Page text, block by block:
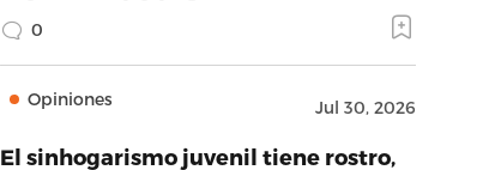
0
Opiniones Jul 30, 2026
El sinhogarismo juvenil tiene rostro,